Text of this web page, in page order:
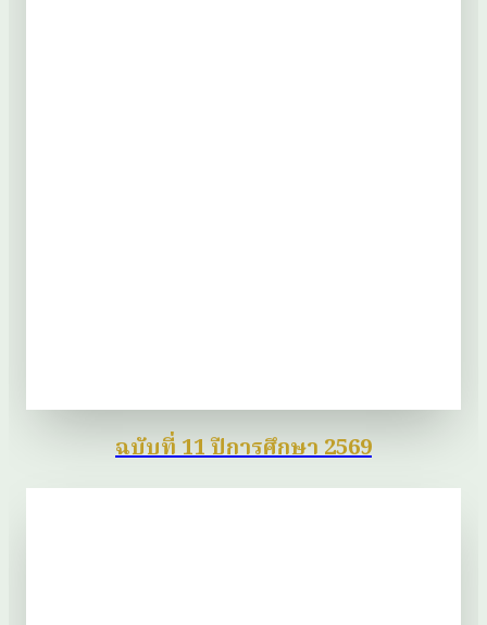
ฉบับที่ 11 ปีการศึกษา 2569